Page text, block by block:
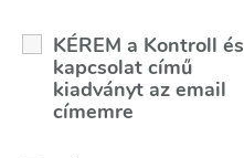
KÉREM a Kontroll és
kapcsolat című
kiadványt az email
címemre